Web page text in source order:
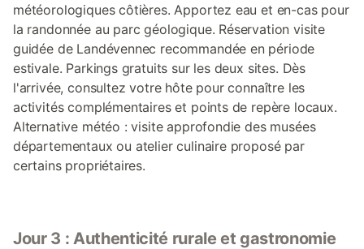
météorologiques côtières. Apportez eau et en-cas pour
la randonnée au parc géologique. Réservation visite
guidée de Landévennec recommandée en période
estivale. Parkings gratuits sur les deux sites. Dès
l'arrivée, consultez votre hôte pour connaître les
activités complémentaires et points de repère locaux.
Alternative météo : visite approfondie des musées
départementaux ou atelier culinaire proposé par
certains propriétaires.
Jour 3 : Authenticité rurale et gastronomie